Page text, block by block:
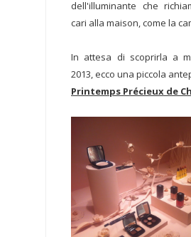
dell'illuminante che
cari alla maison, come la
In attesa di scoprirla a
2013, ecco una piccola
Printemps Précieux de